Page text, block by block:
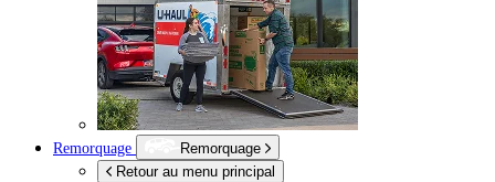
Remorquage
Remorquage
Retour au menu principal